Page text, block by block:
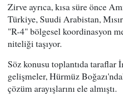
Zirve ayrıca, kısa süre önce
Türkiye, Suudi Arabistan,
"R-4" bölgesel koordinasyon
niteliği taşıyor.
Söz konusu toplantıda taraflar
gelişmeler, Hürmüz
çözüm arayışlarını ele almıştı.